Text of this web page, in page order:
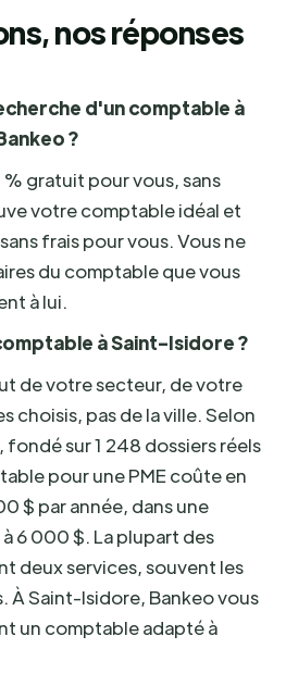
nos réponses
d'un comptable à
?
gratuit pour vous, sans
votre comptable idéal et
frais pour vous. Vous ne
du comptable que vous
à lui.
à Saint-Isidore ?
de votre secteur, de votre
choisis, pas de la ville. Selon
, fondé sur 1 248 dossiers réels
pour une PME coûte en
$ par année, dans une
6 000 $. La plupart des
deux services, souvent les
À Saint-Isidore, Bankeo vous
un comptable adapté à